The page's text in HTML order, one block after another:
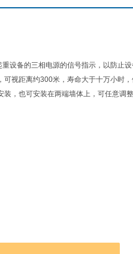
设备的三相电源的信号指示，以防止
视距离约300米，寿命大于十万小时
，也可安装在两端墙体上，可任意